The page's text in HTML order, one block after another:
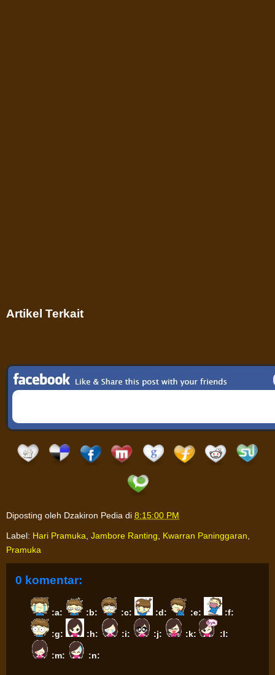
Artikel Terkait
Diposting oleh Dzakiron Pedia di 8:15:00 PM
Label: Hari Pramuka Jambore Ranting Kwarran Paninggaran
Pramuka
0 komentar:
:a: :b: :c: :d: :e: :f:
:g: :h: :i: :j: :k: :l:
:m: :n: